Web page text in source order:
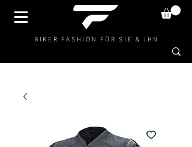
BIKER FASHION FÜR SIE & IHN